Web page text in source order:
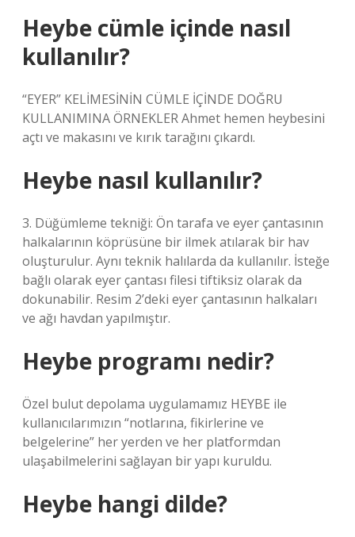
Heybe cümle içinde nasıl
kullanılır?
“EYER” KELİMESİNİN CÜMLE İÇİNDE DOĞRU
KULLANIMINA ÖRNEKLER Ahmet hemen heybesini
açtı ve makasını ve kırık tarağını çıkardı.
Heybe nasıl kullanılır?
3. Düğümleme tekniği: Ön tarafa ve eyer çantasının
halkalarının köprüsüne bir ilmek atılarak bir hav
oluşturulur. Aynı teknik halılarda da kullanılır. İsteğe
bağlı olarak eyer çantası filesi tiftiksiz olarak da
dokunabilir. Resim 2’deki eyer çantasının halkaları
ve ağı havdan yapılmıştır.
Heybe programı nedir?
Özel bulut depolama uygulamamız HEYBE ile
kullanıcılarımızın “notlarına, fikirlerine ve
belgelerine” her yerden ve her platformdan
ulaşabilmelerini sağlayan bir yapı kuruldu.
Heybe hangi dilde?